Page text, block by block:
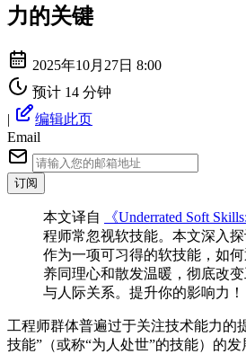
力的关键
2025年10月27日 8:00
预计 14 分钟
|
编辑此页
Email
订阅
本文译自 《Underrated Soft
程师常忽视软技能。本文深入探
作为一项可习得的软技能，如
养同理心和散发温暖，彻底改
与人际关系。提升你的影响力！
工程师群体普遍过于关注技术能力的
技能”（或称“为人处世”的技能）的